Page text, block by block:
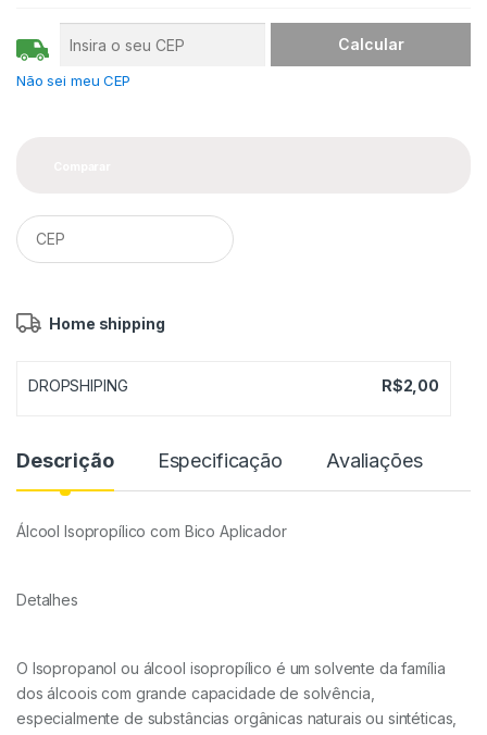
Home shipping
DROPSHIPING R$2,00
Não sei meu CEP
Descrição Especificação Avaliações
Álcool Isopropílico com Bico Aplicador
Detalhes
O Isopropanol ou álcool isopropílico é um solvente da família
dos álcoois com grande capacidade de solvência,
especialmente de substâncias orgânicas naturais ou sintéticas,